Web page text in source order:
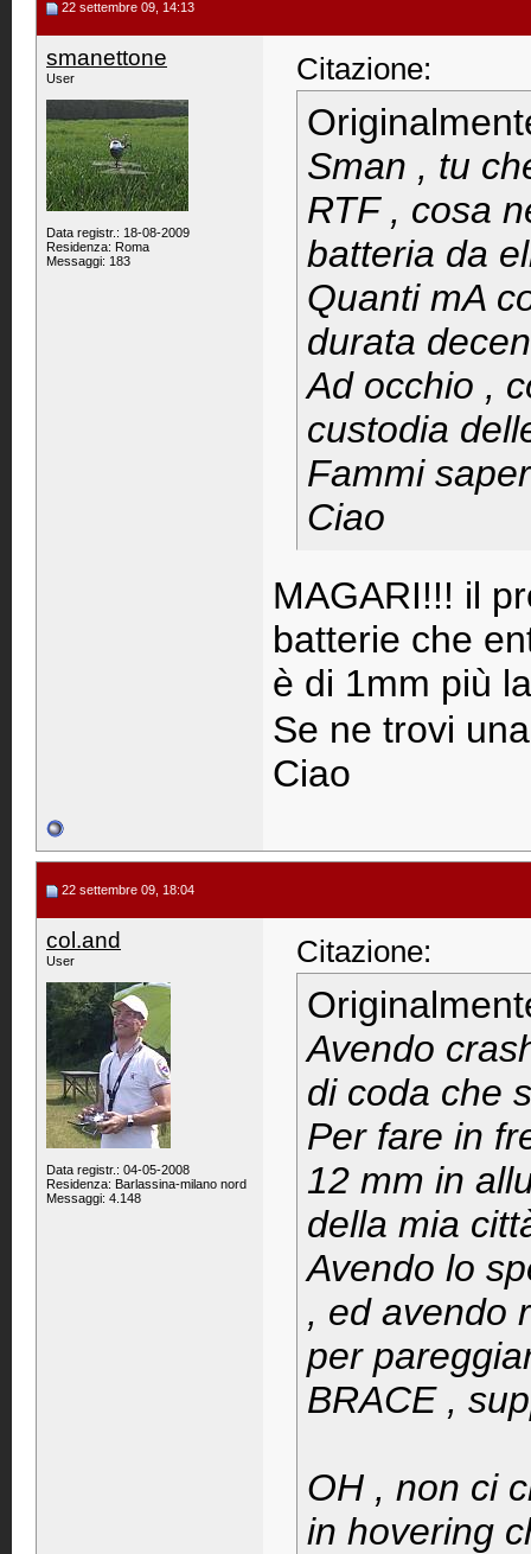
22 settembre 09, 14:13
smanettone
User
Data registr.: 18-08-2009
Residenza: Roma
Messaggi: 183
Citazione:
Sman , tu
RTF , cosa
batteria da
Quanti mA
durata
Ad occhio ,
custodia
Fammi
Ciao
MAGARI!!! il
batterie che
è di 1mm più
Se ne trovi
Ciao
22 settembre 09, 18:04
col.and
User
Data registr.: 04-05-2008
Residenza: Barlassina-milano nord
Messaggi: 4.148
Citazione:
Avendo
di coda che
Per fare in
12 mm in
della mia
Avendo lo
, ed avendo
per
BRACE ,
OH , non ci
in hovering